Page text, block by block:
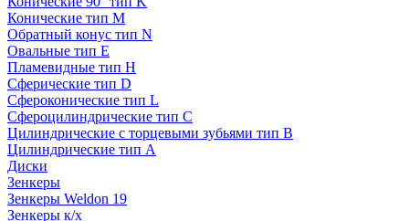
Конические тип M
Обратный конус тип N
Овальные тип E
Пламевидные тип H
Сферические тип D
Сфероконические тип L
Сфероцилиндрические тип C
Цилиндрические с торцевыми зубьями тип B
Цилиндрические тип А
Диски
Зенкеры
Зенкеры Weldon 19
Зенкеры к/х